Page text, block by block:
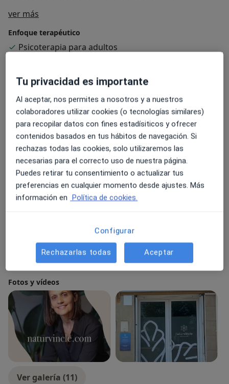
ver más
Enfoque terapéutico
Psicoterapia para adultos
Psicoterapia centrada en soluciones
Especialista en:
Psicología del deporte
Principales enfermedades tratadas
Desarrollo y crecimiento personal
Crisis vital
Inteligencia emocional
Estrés Ansiedad
Pacientes que atiendo
Adultos
Presencial
Ver direcciones (1)
VideoconsultaVer calendario online
Fotos y vídeos
Ver galería (11)
Tu privacidad es importante
Al aceptar, nos permites a nosotros y a nuestros
colaboradores utilizar cookies (o tecnologías similares)
para recopilar datos con fines estadísiticos y ofrecer
contenidos basados en tus hábitos de navegación. Si
rechazas todas las cookies, solo utilizaremos las
necesarias para el correcto uso de nuestra página.
Puedes retirar tu consentimiento o actualizar tus
preferencias en cualquier momento desde ajustes. Más
información en Política de cookies.
Configurar
Rechazarlas todas Aceptar